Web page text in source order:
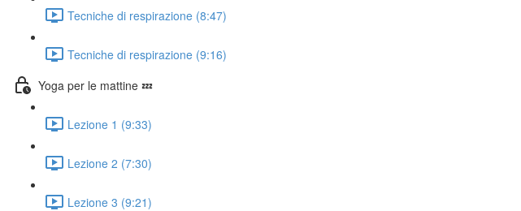
Tecniche di respirazione (8:47)
Tecniche di respirazione (9:16)
Yoga per le mattine 💤
Lezione 1 (9:33)
Lezione 2 (7:30)
Lezione 3 (9:21)